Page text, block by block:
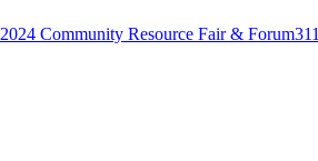
2024 Community Resource Fair & Forum311